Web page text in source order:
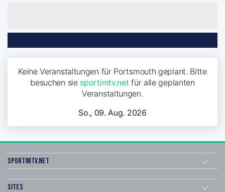
Keine Veranstaltungen für Portsmouth geplant. Bitte
besuchen sie sportimtv.net für alle geplanten
Veranstaltungen.
So., 09. Aug. 2026
sportimtv.net
Sites